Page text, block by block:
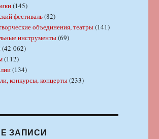
(145)
фестиваль(82)
объединения, театры(141)
инструменты(69)
(42 062)
(112)
(134)
конкурсы, концерты(233)
ЗАПИСИ